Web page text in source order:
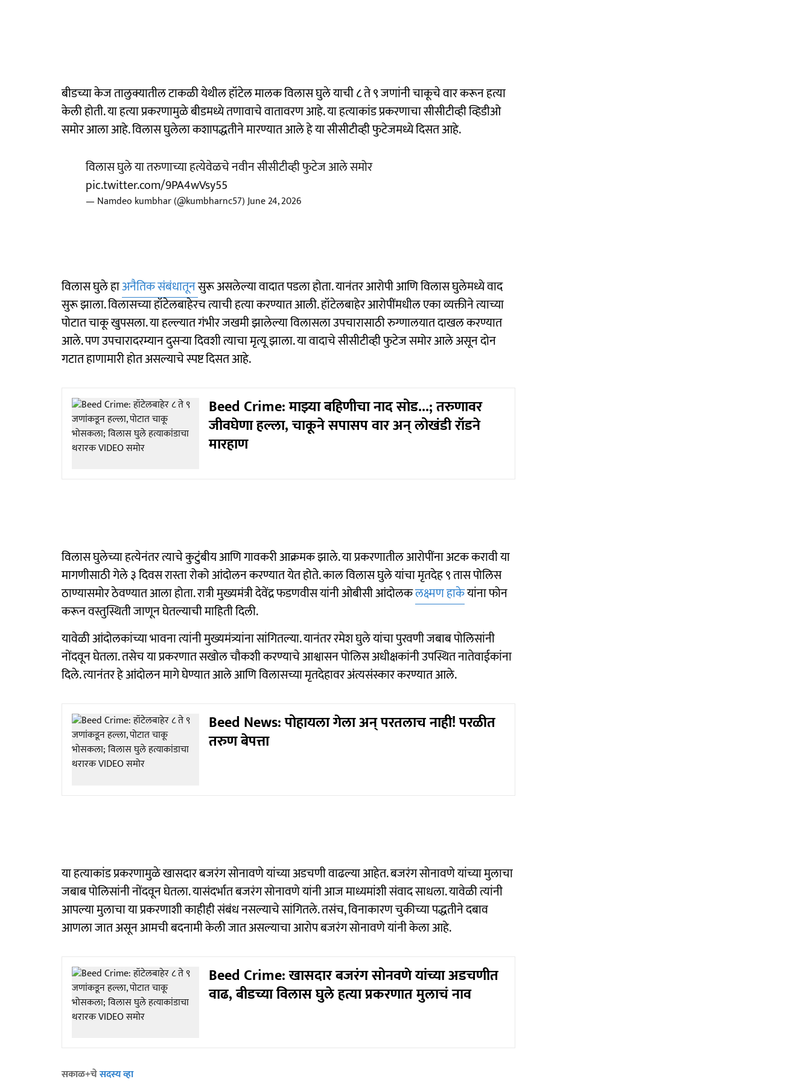
बीडच्या केज तालुक्यातील टाकळी येथील हॉटेल मालक विलास घुले याची ८ ते ९ जणांनी चाकूचे वार करून हत्या
केली होती. या हत्या प्रकरणामुळे बीडमध्ये तणावाचे वातावरण आहे. या हत्याकांड प्रकरणाचा सीसीटीव्ही व्हिडीओ
समोर आला आहे. विलास घुलेला कशापद्धतीने मारण्यात आले हे या सीसीटीव्ही फुटेजमध्ये दिसत आहे.
विलास घुले या तरुणाच्या हत्येवेळचे नवीन सीसीटीव्ही फुटेज आले समोर
pic.twitter.com/9PA4wVsy55
— Namdeo kumbhar (@kumbharnc57)June 24, 2026
विलास घुले हाअनैतिक संबंधातूनसुरू असलेल्या वादात पडला होता. यानंतर आरोपी आणि विलास घुलेमध्ये वाद
सुरू झाला. विलासच्या हॉटेलबाहेरच त्याची हत्या करण्यात आली. हॉटेलबाहेर आरोपींमधील एका व्यक्तीने त्याच्या
पोटात चाकू खुपसला. या हल्ल्यात गंभीर जखमी झालेल्या विलासला उपचारासाठी रुग्णालयात दाखल करण्यात
आले. पण उपचारादरम्यान दुसऱ्या दिवशी त्याचा मृत्यू झाला. या वादाचे सीसीटीव्ही फुटेज समोर आले असून दोन
गटात हाणामारी होत असल्याचे स्पष्ट दिसत आहे.
Beed Crime: माझ्या बहिणीचा नाद सोड...; तरुणावर
जीवघेणा हल्ला, चाकूने सपासप वार अन् लोखंडी रॉडने
मारहाण
विलास घुलेच्या हत्येनंतर त्याचे कुटुंबीय आणि गावकरी आक्रमक झाले. या प्रकरणातील आरोपींना अटक करावी या
मागणीसाठी गेले ३ दिवस रास्ता रोको आंदोलन करण्यात येत होते. काल विलास घुले यांचा मृतदेह ९ तास पोलिस
ठाण्यासमोर ठेवण्यात आला होता. रात्री मुख्यमंत्री देवेंद्र फडणवीस यांनी ओबीसी आंदोलकलक्ष्मण हाकेयांना फोन
करून वस्तुस्थिती जाणून घेतल्याची माहिती दिली.
यावेळी आंदोलकांच्या भावना त्यांनी मुख्यमंत्र्यांना सांगितल्या. यानंतर रमेश घुले यांचा पुरवणी जबाब पोलिसांनी
नोंदवून घेतला. तसेच या प्रकरणात सखोल चौकशी करण्याचे आश्वासन पोलिस अधीक्षकांनी उपस्थित नातेवाईकांना
दिले. त्यानंतर हे आंदोलन मागे घेण्यात आले आणि विलासच्या मृतदेहावर अंत्यसंस्कार करण्यात आले.
Beed News: पोहायला गेला अन् परतलाच नाही! परळीत
तरुण बेपत्ता
या हत्याकांड प्रकरणामुळे खासदार बजरंग सोनावणे यांच्या अडचणी वाढल्या आहेत. बजरंग सोनावणे यांच्या मुलाचा
जबाब पोलिसांनी नोंदवून घेतला. यासंदर्भात बजरंग सोनावणे यांनी आज माध्यमांशी संवाद साधला. यावेळी त्यांनी
आपल्या मुलाचा या प्रकरणाशी काहीही संबंध नसल्याचे सांगितले. तसंच, विनाकारण चुकीच्या पद्धतीने दबाव
आणला जात असून आमची बदनामी केली जात असल्याचा आरोप बजरंग सोनावणे यांनी केला आहे.
Beed Crime: खासदार बजरंग सोनवणे यांच्या अडचणीत
वाढ, बीडच्या विलास घुले हत्या प्रकरणात मुलाचं नाव
सकाळ+चेसदस्य व्हा